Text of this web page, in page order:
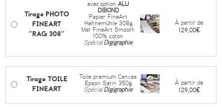
Tirage PHOTO
FINEART
"RAG 308"
avecoptionALU
DIBOND
Papier FineArt
Hahnemühle 308g
Mat FineArt Smooth
100% coton
SpécialDigigraphie
À partir de
129,00€
Tirage TOILE
FINEART
Toile premium Canvas
Epson Satin 350g
SpécialDigigraphie
À partir de
129,00€